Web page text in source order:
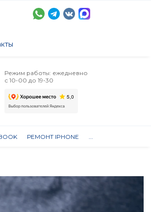
Режим работы: ежедневно
с 10-00 до 19-30
РЕМОНТ IPHONE ...